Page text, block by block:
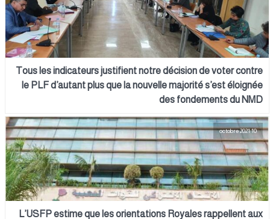
Tous les indicateurs justifient notre décision de voter contre
le PLF d’autant plus que la nouvelle majorité s’est éloignée
des fondements du NMD
10 octobre 2021
L’USFP estime que les orientations Royales rappellent aux